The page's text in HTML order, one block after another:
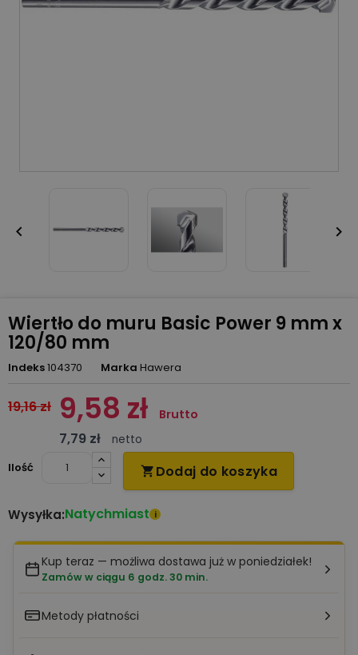
 
Wiertło do muru Basic Power 9 mm x
120/80 mm
Indeks104370 Marka Hawera
19,16 zł 9,58 zł Brutto
7,79 zł
netto
Ilość
 Dodaj do koszyka
Wysyłka:Natychmiast i
Kup teraz — możliwa dostawa już w poniedziałek!
Zamów w ciągu 6 godz. 30 min.
Metody płatności